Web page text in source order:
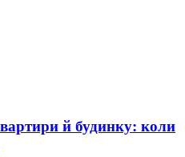
й будинку: коли